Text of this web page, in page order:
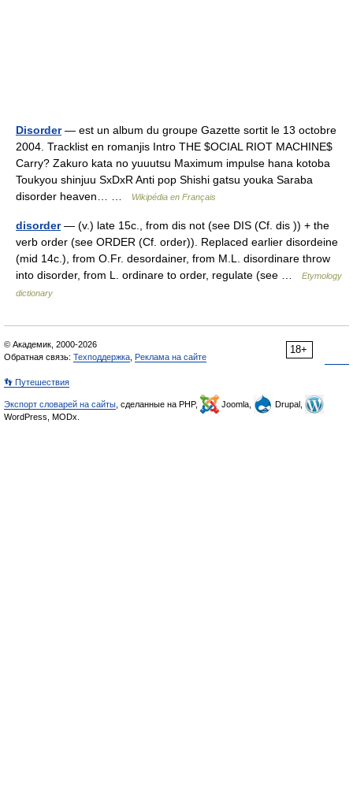
Disorder— est un album du groupe Gazette sortit le 13 octobre
2004. Tracklist en romanjis Intro THE $OCIAL RIOT MACHINE$
Carry? Zakuro kata no yuuutsu Maximum impulse hana kotoba
Toukyou shinjuu SxDxR Anti pop Shishi gatsu youka Saraba
disorder heaven… …
Wikipédia en Français
disorder— (v.) late 15c., from dis not (see DIS (Cf. dis )) + the
verb order (see ORDER (Cf. order)). Replaced earlier disordeine
(mid 14c.), from O.Fr. desordainer, from M.L. disordinare throw
into disorder, from L. ordinare to order, regulate (see …
Etymology
dictionary
18+
© Академик, 2000-2026
Обратная связь: Техподдержка Реклама на сайте
👣 Путешествия
Экспорт словарей на сайты , сделанные на PHP, Joomla,
Drupal,
WordPress, MODx.